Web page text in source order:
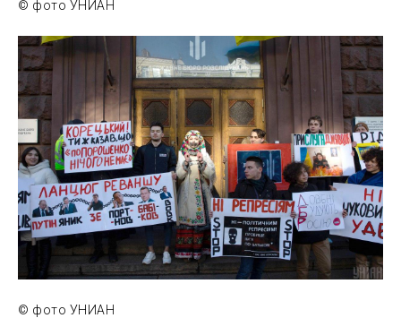
© фото УНИАН
© фото УНИАН